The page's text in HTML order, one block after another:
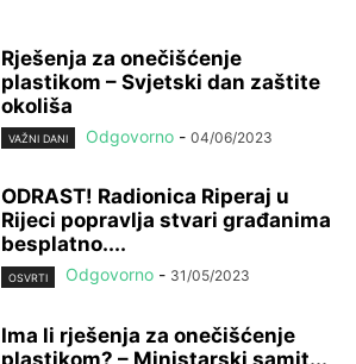
Rješenja za onečišćenje
plastikom – Svjetski dan zaštite
okoliša
VAŽNI DANI Odgovorno - 04/06/2023
ODRAST! Radionica Riperaj u
Rijeci popravlja stvari građanima
besplatno....
OSVRTI Odgovorno - 31/05/2023
Ima li rješenja za onečišćenje
plastikom? – Ministarski samit...